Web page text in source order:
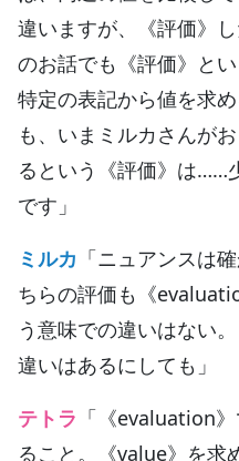
違いますが、《評価》
のお話でも《評価》と
特定の表記から値を求
も、いまミルカさんが
るという《評価》は……
です」
ミルカ 「ニュアンスは
ちらの評価も《
う意味での違いはない
違いはあるにしても」
テトラ 「《evaluation
ること。《value》を求